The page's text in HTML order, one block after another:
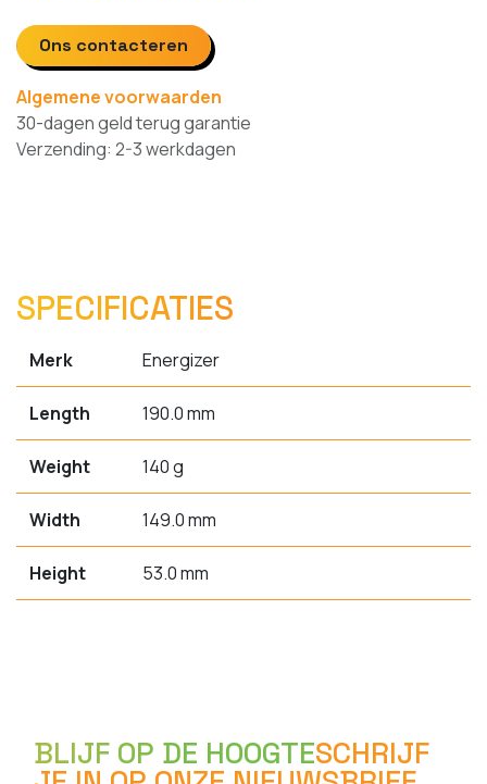
Ons contacteren
Algemene voorwaarden
30-dagen geld terug garantie
Verzending: 2-3 werkdagen
SPECIFICATIES
Merk Energizer
Length 190.0 mm
Weight 140 g
Width 149.0 mm
Height 53.0 mm
BLIJF OP DE HOOGTESCHRIJF